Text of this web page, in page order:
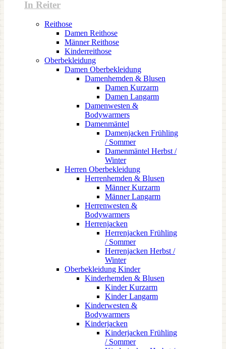
In Reiter
Reithose
Damen Reithose
Männer Reithose
Kinderreithose
Oberbekleidung
Damen Oberbekleidung
Damenhemden & Blusen
Damen Kurzarm
Damen Langarm
Damenwesten &
Bodywarmers
Damenmäntel
Damenjacken Frühling
/ Sommer
Damenmäntel Herbst /
Winter
Herren Oberbekleidung
Herrenhemden & Blusen
Männer Kurzarm
Männer Langarm
Herrenwesten &
Bodywarmers
Herrenjacken
Herrenjacken Frühling
/ Sommer
Herrenjacken Herbst /
Winter
Oberbekleidung Kinder
Kinderhemden & Blusen
Kinder Kurzarm
Kinder Langarm
Kinderwesten &
Bodywarmers
Kinderjacken
Kinderjacken Frühling
/ Sommer